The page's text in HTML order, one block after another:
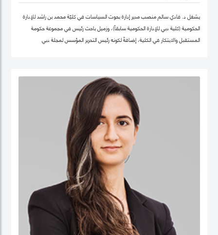
يشغل د. فادي سالم منصب مدير إدارة بحوث السياسات في كليّة محمد بن راشد للإدارة
الحكومية (كلية دبي للإدارة الحكومية سابقاً)، وزميل باحث رئيس في مجموعة حكومة
المستقبل والابتكار في الكلية، إضافةً لكونه رئيس التحرير المؤسس لمجلة دبي
كليّة "لي كوان يو" للسياسة العامّة، جامعة سنغافورة الوطنية. حصل فادي على شهادة
الدكتوراه في السياسات العامة في تخصص الحوكمة الرقمية من جامعة أكسفورد العريقة
وشهادة الماجيستير في إدارة أنظمة المعلومات من كلية لندن للعلوم الاقتصادية
والسياسية، إضافة لشهادة البكالوريوس في هندسة الكمبيوتر من جامعة حلب. يعتبر د.
فادي سالم أحد أهم المفكرين والمتخصصين عالمياً في مجالات الحكومة الرقمية
ومستقبل العمل الحكومي وسياسات البيانات، حيث تشمل مجالات تخصّصه الحوكمة
الرقمية والسياسات التكنولوجية وإدارة منظومة البيانات الحكومية وحوكمة الذكاء
الاصطناعي، حيث يعتبر على مدى العقدين السابقين أحد أهم الباحثين تأثيراً في هذه
المجالات عالمياً، وقد اختير كواحد من أهم 100 شخصية مؤثرة في مجال الحكومة الرقمية
عالمياً (Apolitical). وهو عضو في عديد من مجالس الإدارة والأمناء في هذه المجالات مثل
المجلس الاستشاري لأخلاقيات الذكاء الاصطناعي لـهيئة دبي الرقمية وعضو مجموعة
عمل خبراء حوكمة آثار الذكاء الاصطناعي التابع لمنظمة ISO، وعضو المجلس العالمي
لأهداف التنمية المستدامة التابع للقمة العالمية للحكومات، وعضو مجلس أمناء جمعية
الحكومة الرقمية، الجمعية الرائدة عالمياً في مجال البحث العلمي في مجالات الحوكمة